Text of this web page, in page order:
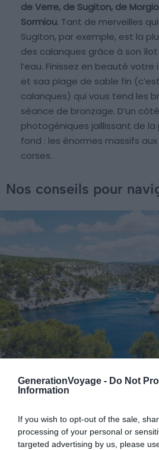
GenerationVoyage - Do Not
Information
If you wish to opt-out of the sale,
processing of your personal or
targeted advertising by us, please
de Verre, de Sugiton, de
Sormiou. Tant de merveilles
Sugiton, par exemple, est la
des calanques grâce à son
l’eau. Finissez en beauté
et saa plage de sable fin
calanques) qui vous tend les
séance de bronzage. D’un
photogéniques jaillissant de
fond : les énormes massifs
corses.
Nos conseils pour
Nous vous recommandons de
pour vous accompagner au cours